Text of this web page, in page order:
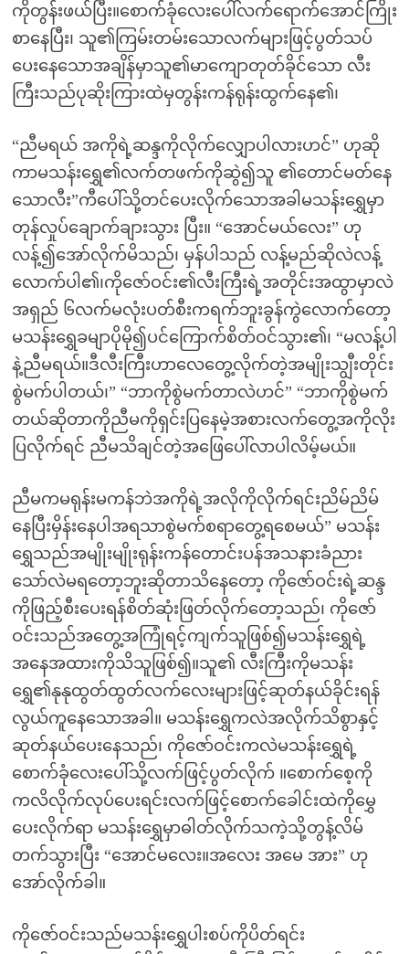
ကိုတွန်းဖယ်ပြီး။စောက်ခုံလေးပေါ်လက်ရောက်အောင်ကြိုး
စာနေပြီး၊ သူ၏ကြမ်းတမ်းသောလက်များဖြင့်ပွတ်သပ်
ပေးနေသောအချိန်မှာသူ၏မာကျောတုတ်ခိုင်သော လီး
ကြီးသည်ပုဆိုးကြားထဲမှတွန်းကန်ရုန်းထွက်နေ၏၊
“ညီမရယ် အကိုရဲ့ဆန္ဒကိုလိုက်လျှောပါလားဟင်” ဟုဆို
ကာမသန်းရွှေ၏လက်တဖက်ကိုဆွဲ၍သူ ၏တောင်မတ်နေ
သောလီး”ကီပေါ်သို့တင်ပေးလိုက်သောအခါမသန်းရွှေမှာ
တုန်လှုပ်ချောက်ချားသွား ပြီး။ “အောင်မယ်လေး” ဟု
လန့်၍အော်လိုက်မိသည်၊ မှန်ပါသည် လန့်မည်ဆိုလဲလန့်
လောက်ပါ၏၊ကိုဇော်ဝင်း၏လီးကြီးရဲ့အတိုင်းအထွာမှာလဲ
အရှည် ၆လက်မလုံးပတ်စီးကရက်ဘူးခွန်ကွဲလောက်တော့
မသန်းရွှေခမျာပိုမို၍ပင်ကြောက်စိတ်ဝင်သွား၏၊ “မလန့်ပါ
နဲ့ညီမရယ်။ဒီလီးကြီးဟာလေတွေ့လိုက်တဲ့အမျိုးသျွီးတိုင်း
စွဲမက်ပါတယ်၊” “ဘာကိုစွဲမက်တာလဲဟင်” “ဘာကိုစွဲမက်
တယ်ဆိုတာကိုညီမကိုရှင်းပြနေမဲ့အစားလက်တွေ့အကိုလိုး
ပြလိုက်ရင် ညီမသိချင်တဲ့အဖြေပေါ်လာပါလိမ့်မယ်။
ညီမကမရုန်းမကန်ဘဲအကိုရဲ့အလိုကိုလိုက်ရင်းညိမ်ညိမ်
နေပြီးမှိန်းနေပါအရသာစွဲမက်စရာတွေ့ရစေမယ်” မသန်း
ရွှေသည်အမျိုးမျိုးရုန်းကန်တောင်းပန်အသနားခံညား
သော်လဲမရတော့ဘူးဆိုတာသိနေတော့ ကိုဇော်ဝင်းရဲ့ဆန္ဒ
ကိုဖြည့်စီးပေးရန်စိတ်ဆုံးဖြတ်လိုက်တော့သည်၊ ကိုဇော်
ဝင်းသည်အတွေ့အကြုံရင့်ကျက်သူဖြစ်၍မသန်းရွှေရဲ့
အနေအထားကိုသိသူဖြစ်၍။သူ၏ လီးကြီးကိုမသန်း
ရွှေ၏နုနုထွတ်ထွတ်လက်လေးများဖြင့်ဆုတ်နယ်ခိုင်းရန်
လွယ်ကူနေသောအခါ။ မသန်းရွှေကလဲအလိုက်သိစွာနှင့်
ဆုတ်နယ်ပေးနေသည်၊ ကိုဇော်ဝင်းကလဲမသန်းရွှေရဲ့
စောက်ခုံလေးပေါ်သို့လက်ဖြင့်ပွတ်လိုက် ။စောက်စေ့ကို
ကလိလိုက်လုပ်ပေးရင်းလက်ဖြင့်စောက်ခေါင်းထဲကိုမွှေ
ပေးလိုက်ရာ မသန်းရွှေမှာဓါတ်လိုက်သကဲ့သို့တွန့်လိမ်
တက်သွားပြီး “အောင်မလေး။အလေး အမေ အား” ဟု
အော်လိုက်ခါ။
ကိုဇော်ဝင်းသည်မသန်းရွှေပါးစပ်ကိုပိတ်ရင်း